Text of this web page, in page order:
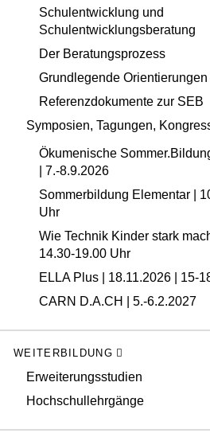
Schulentwicklung und
Schulentwicklungsberatung
Der Beratungsprozess
Grundlegende Orientierungen
Referenzdokumente zur SEB
Symposien, Tagungen,
Ökumenische
| 7.-8.9.2026
Sommerbildung Elementar |
Uhr
Wie Technik Kinder stark
14.30-19.00 Uhr
ELLA Plus | 18.11.2026 | 15-
CARN D.A.CH | 5.-6.2.2027
WEITERBILDUNG
Erweiterungsstudien
Hochschullehrgänge